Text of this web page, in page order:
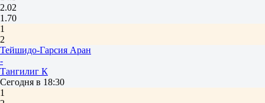
2.02
1.70
1
2
Тейшидо-Гарсия Аран
-
Тангилиг К
Сегодня в 18:30
1